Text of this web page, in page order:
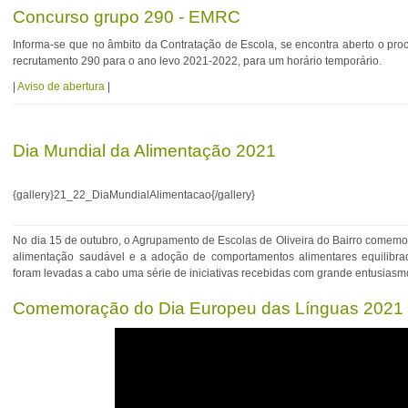
Concurso grupo 290 - EMRC
Informa-se que no âmbito da Contratação de Escola, se encontra aberto o
recrutamento 290 para o ano levo 2021-2022, para um horário temporário.
|Aviso de abertura
Dia Mundial da Alimentação 2021
{gallery}21_22_DiaMundialAlimentacao{/gallery}
No dia 15 de outubro, o Agrupamento de Escolas de Oliveira do Bairro
alimentação saudável e a adoção de comportamentos alimentares
foram levadas a cabo uma série de iniciativas recebidas com grande
Comemoração do Dia Europeu das Línguas 2021